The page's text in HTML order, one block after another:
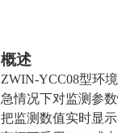
概述
ZWIN-YCC08型环
急情况下对监测参数
把监测数值实时显